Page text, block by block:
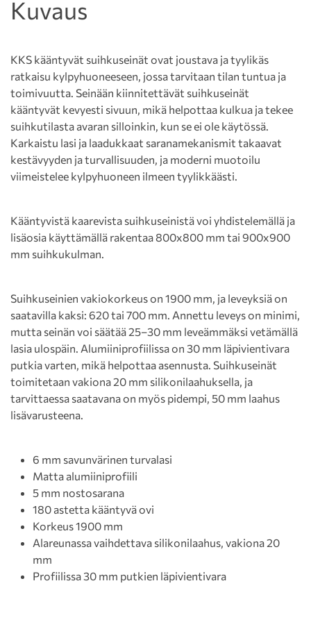
Kuvaus
KKS kääntyvät suihkuseinät ovat joustava ja tyylikäs
ratkaisu kylpyhuoneeseen, jossa tarvitaan tilan tuntua ja
toimivuutta. Seinään kiinnitettävät suihkuseinät
kääntyvät kevyesti sivuun, mikä helpottaa kulkua ja tekee
suihkutilasta avaran silloinkin, kun se ei ole käytössä.
Karkaistu lasi ja laadukkaat saranamekanismit takaavat
kestävyyden ja turvallisuuden, ja moderni muotoilu
viimeistelee kylpyhuoneen ilmeen tyylikkäästi.
Kääntyvistä kaarevista suihkuseinistä voi yhdistelemällä ja
lisäosia käyttämällä rakentaa 800x800 mm tai 900x900
mm suihkukulman.
Suihkuseinien vakiokorkeus on 1900 mm, ja leveyksiä on
saatavilla kaksi: 620 tai 700 mm. Annettu leveys on minimi,
mutta seinän voi säätää 25–30 mm leveämmäksi vetämällä
lasia ulospäin. Alumiiniprofiilissa on 30 mm läpivientivara
putkia varten, mikä helpottaa asennusta. Suihkuseinät
toimitetaan vakiona 20 mm silikonilaahuksella, ja
tarvittaessa saatavana on myös pidempi, 50 mm laahus
lisävarusteena.
6 mm savunvärinen turvalasi
Matta alumiiniprofiili
5 mm nostosarana
180 astetta kääntyvä ovi
Korkeus 1900 mm
Alareunassa vaihdettava silikonilaahus, vakiona 20
mm
Profiilissa 30 mm putkien läpivientivara